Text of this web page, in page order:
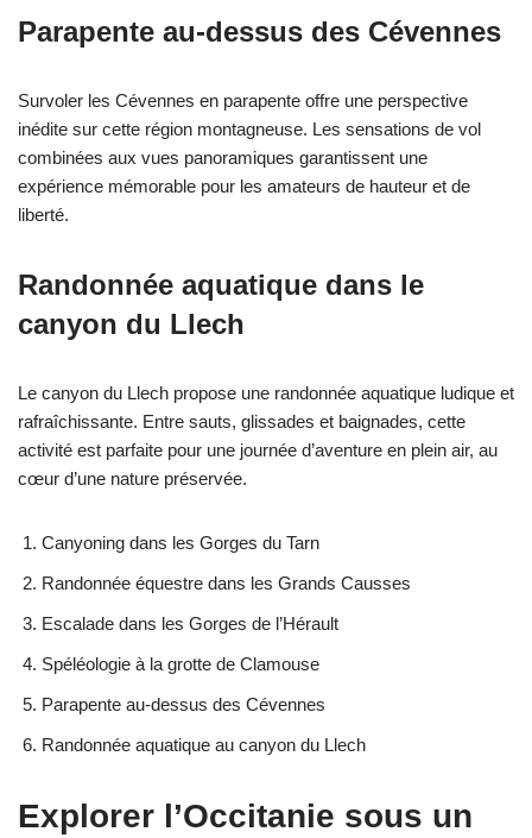
Parapente au-dessus des Cévennes
Survoler les Cévennes en parapente offre une perspective
inédite sur cette région montagneuse. Les sensations de vol
combinées aux vues panoramiques garantissent une
expérience mémorable pour les amateurs de hauteur et de
liberté.
Randonnée aquatique dans le
canyon du Llech
Le canyon du Llech propose une randonnée aquatique ludique et
rafraîchissante. Entre sauts, glissades et baignades, cette
activité est parfaite pour une journée d’aventure en plein air, au
cœur d’une nature préservée.
Canyoning dans les Gorges du Tarn
Randonnée équestre dans les Grands Causses
Escalade dans les Gorges de l’Hérault
Spéléologie à la grotte de Clamouse
Parapente au-dessus des Cévennes
Randonnée aquatique au canyon du Llech
Explorer l’Occitanie sous un